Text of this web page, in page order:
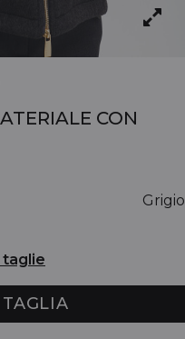
CON
Grigio
taglie